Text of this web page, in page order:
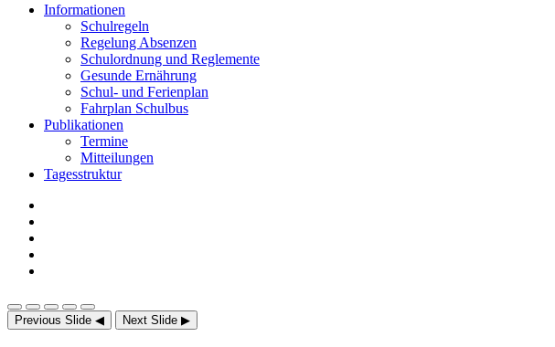
Informationen
Schulregeln
Regelung Absenzen
Schulordnung und Reglemente
Gesunde Ernährung
Schul- und Ferienplan
Fahrplan Schulbus
Publikationen
Termine
Mitteilungen
Tagesstruktur
Previous Slide ◀ Next Slide ▶